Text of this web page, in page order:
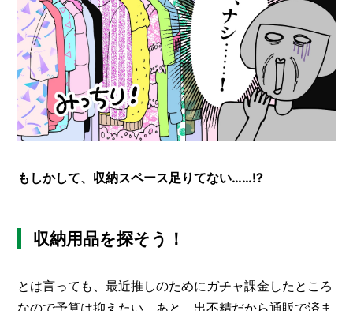
もしかして、収納スペース足りてない……!?
収納用品を探そう！
とは言っても、最近推しのためにガチャ課金したところ